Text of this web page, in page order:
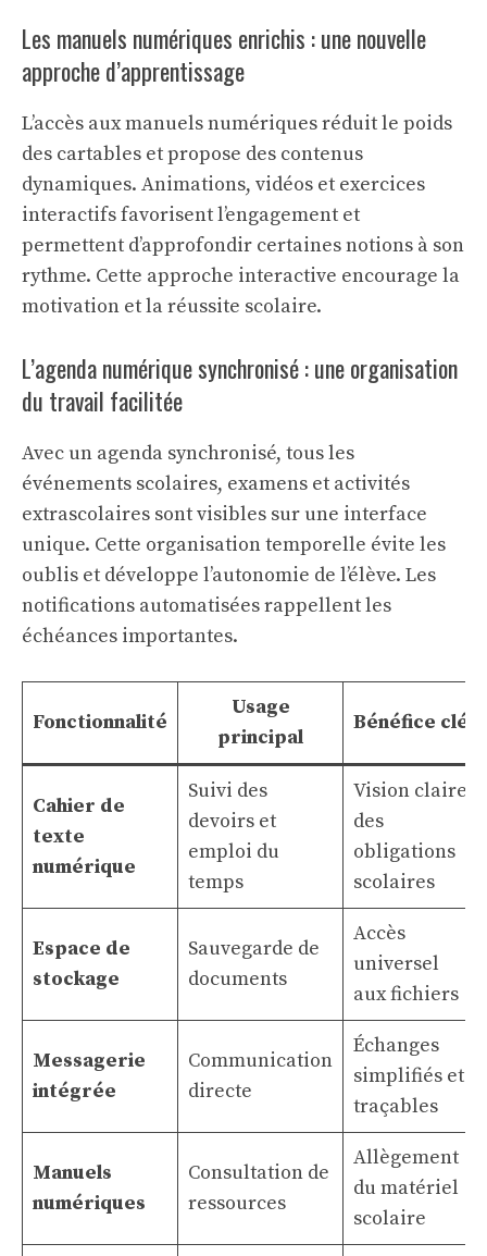
Les manuels numériques enrichis : une nouvelle
approche d’apprentissage
L’accès aux manuels numériques réduit le poids
des cartables et propose des contenus
dynamiques. Animations, vidéos et exercices
interactifs favorisent l’engagement et
permettent d’approfondir certaines notions à son
rythme. Cette approche interactive encourage la
motivation et la réussite scolaire.
L’agenda numérique synchronisé : une organisation
du travail facilitée
Avec un agenda synchronisé, tous les
événements scolaires, examens et activités
extrascolaires sont visibles sur une interface
unique. Cette organisation temporelle évite les
oublis et développe l’autonomie de l’élève. Les
notifications automatisées rappellent les
échéances importantes.
Fonctionnalité
Usage
principal
Bénéfice clé
Cahier de
texte
numérique
Suivi des
devoirs et
emploi du
temps
Vision claire
des
obligations
scolaires
Espace de
stockage
Sauvegarde de
documents
Accès
universel
aux fichiers
Messagerie
intégrée
Communication
directe
Échanges
simplifiés et
traçables
Manuels
numériques
Consultation de
ressources
Allègement
du matériel
scolaire